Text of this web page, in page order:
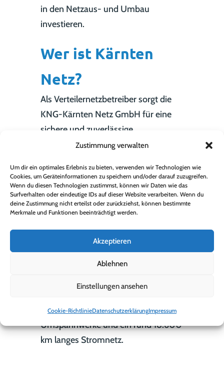
Zustimmung verwalten
Um dir ein optimales Erlebnis zu bieten, verwenden wir Technologien wie
Cookies, um Geräteinformationen zu speichern und/oder darauf zuzugreifen.
Wenn du diesen Technologien zustimmst, können wir Daten wie das
Surfverhalten oder eindeutige IDs auf dieser Website verarbeiten. Wenn du
deine Zustimmung nicht erteilst oder zurückziehst, können bestimmte
Merkmale und Funktionen beeinträchtigt werden.
Akzeptieren
Ablehnen
Einstellungen ansehen
Cookie-RichtlinieDatenschutzerklärungImpressum
in den Netzaus- und Umbau
investieren.
Wer ist Kärnten
Netz?
Als Verteilernetzbetreiber sorgt die
KNG-Kärnten Netz GmbH für eine
sichere und zuverlässige
Energieversorgung aller Kund:innen
zählen die Planung, der
bedarfsorientierte Ausbau, der
Betrieb, die Verwaltung der
Messdaten und die Instandhaltung
ein effizientes
Entstörungsmanagement. Kärnten
Transformator­stationen, 50
Umspannwerke und ein rund 18.600
km langes Stromnetz.